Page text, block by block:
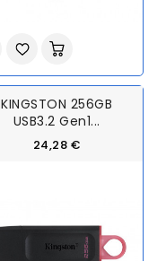
KINGSTON 256GB
USB3.2 Gen1...
24,28 €